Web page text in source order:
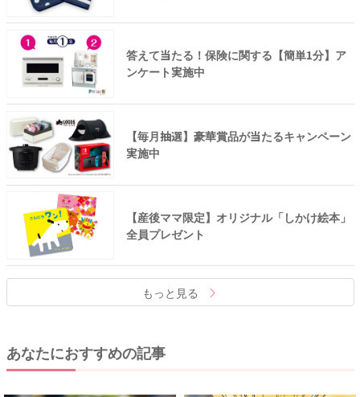
答えて当たる！保険に関する【簡単1分】ア
ンケート実施中
【毎月抽選】豪華賞品が当たるキャンペーン
実施中
【産後ママ限定】オリジナル「しかけ絵本」
全員プレゼント
もっと見る
あなたにおすすめの記事